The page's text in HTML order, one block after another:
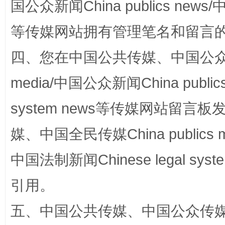
国家大学科技园优化重塑工作
国公众新闻China publics news/
等传媒网站拥有管理笔名和留言
四、您在中国公共传媒、中国公
media/中国公众新闻China
system news等传媒网站留言板
媒、中国全民传媒China publics
中国法制新闻Chinese legal
引用。
五、中国公共传媒、中国公众传